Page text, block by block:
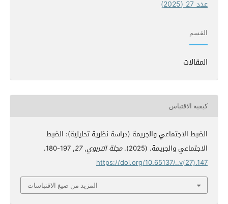
عدد 27 (2025)
القسم
المقالات
كيفية الاقتباس
الضبط الاجتماعي والجريمة (دراسة نظرية تحليلية): الضبط
الاجتماعي والجريمة. (2025).
مجلة التربوي,
27
, 197-180.
https://doi.org/10.65137/..v(27).147
المزيد من صيغ الاقتباسات